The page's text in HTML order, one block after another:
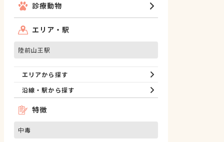
診療動物
エリア・駅
陸前山王駅
エリアから探す
沿線・駅から探す
特徴
中毒